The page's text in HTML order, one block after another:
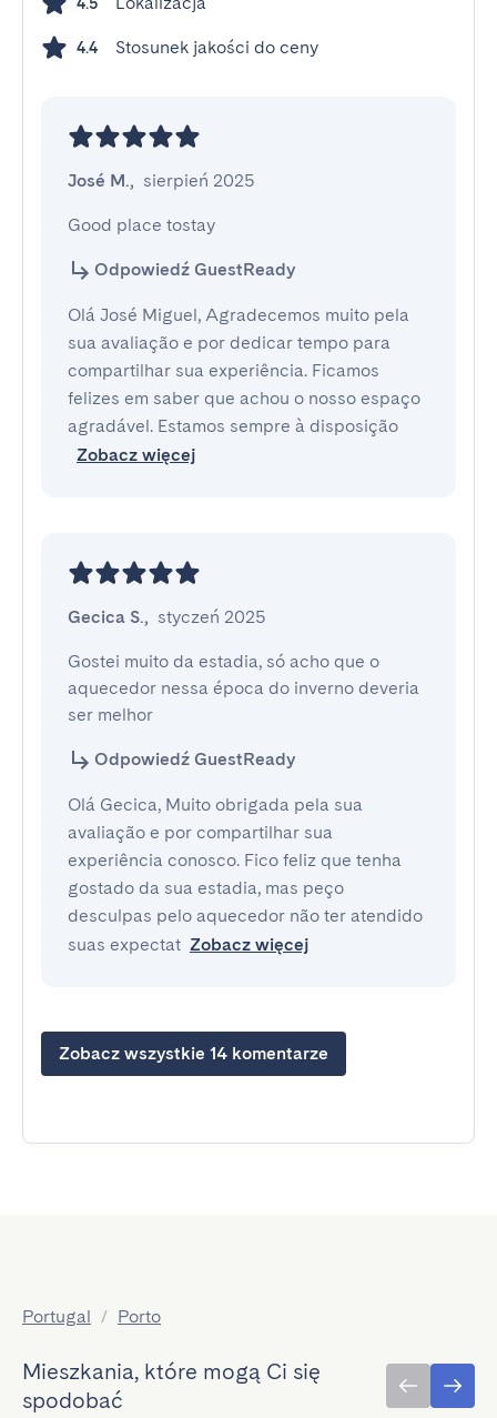
4.4 Stosunek jakości do ceny
José M., sierpień 2025
Good place tostay
Odpowiedź GuestReady
Olá José Miguel, Agradecemos muito pela
sua avaliação e por dedicar tempo para
compartilhar sua experiência. Ficamos
felizes em saber que achou o nosso espaço
agradável. Estamos sempre à disposição
Zobacz więcej
Gecica S., styczeń 2025
Gostei muito da estadia, só acho que o
aquecedor nessa época do inverno deveria
ser melhor
Odpowiedź GuestReady
Olá Gecica, Muito obrigada pela sua
avaliação e por compartilhar sua
experiência conosco. Fico feliz que tenha
gostado da sua estadia, mas peço
desculpas pelo aquecedor não ter atendido
suas expectat Zobacz więcej
Zobacz wszystkie 14 komentarze
Portugal / Porto
Mieszkania, które mogą Ci się
spodobać